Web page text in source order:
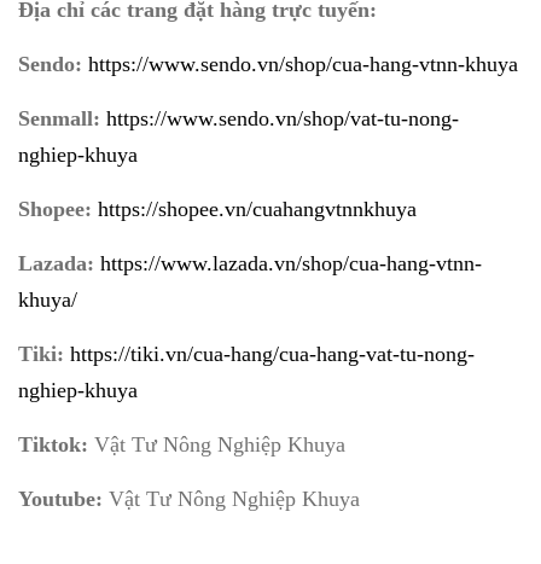
Địa chỉ các trang đặt hàng trực tuyến:
Sendo: https://www.sendo.vn/shop/cua-hang-vtnn-khuya
Senmall: https://www.sendo.vn/shop/vat-tu-nong-
nghiep-khuya
Shopee: https://shopee.vn/cuahangvtnnkhuya
Lazada: https://www.lazada.vn/shop/cua-hang-vtnn-
khuya/
Tiki: https://tiki.vn/cua-hang/cua-hang-vat-tu-nong-
nghiep-khuya
Tiktok: Vật Tư Nông Nghiệp Khuya
Youtube: Vật Tư Nông Nghiệp Khuya